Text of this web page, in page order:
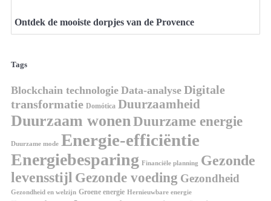
Ontdek de mooiste dorpjes van de Provence
Tags
Blockchain technologie Data-analyse Digitale
transformatie Domótica Duurzaamheid
Duurzaam wonenDuurzame energie
Duurzame mode Energie-efficiëntie
Energiebesparing Financiële planning Gezonde
levensstijl Gezonde voeding Gezondheid
Gezondheid en welzijn Groene energie Hernieuwbare energie